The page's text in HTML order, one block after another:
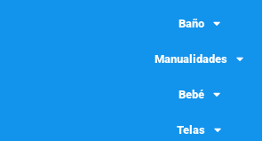
Baño
Manualidades
Bebé
Telas
Coronavirus:
criterios para
mascarillas por las